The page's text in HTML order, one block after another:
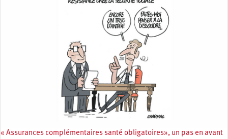
« Assurances complémentaires santé obligatoires», un pas en avant